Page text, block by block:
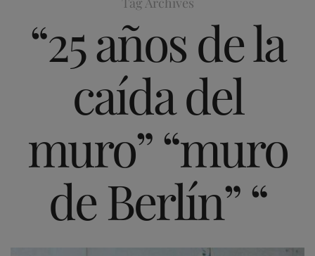
“25 años de la
caída del
muro” “muro
de Berlín” “